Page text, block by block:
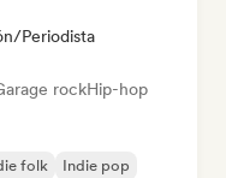
Periodista
rockHip-hop
folk
Indie pop